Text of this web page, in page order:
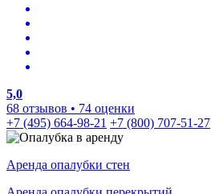
5,0
68 отзывов • 74 оценки
+7 (495) 664-98-21 +7 (800) 707-51-27
Аренда опалубки стен